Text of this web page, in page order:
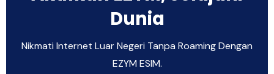
Dunia
Nikmati Internet Luar Negeri Tanpa Roaming Dengan
EZYM ESIM.